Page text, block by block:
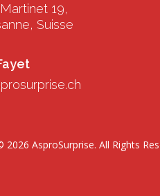
19,
Suisse
2026 AsproSurprise. All Rights